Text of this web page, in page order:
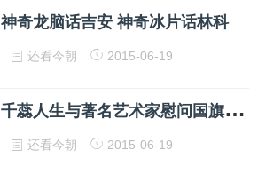
神奇龙脑话吉安 神奇冰片话林科
还看今朝 2015-06-19
千
蕊人生与著名艺术家慰问国旗护卫队官兵
还看今朝 2015-06-19